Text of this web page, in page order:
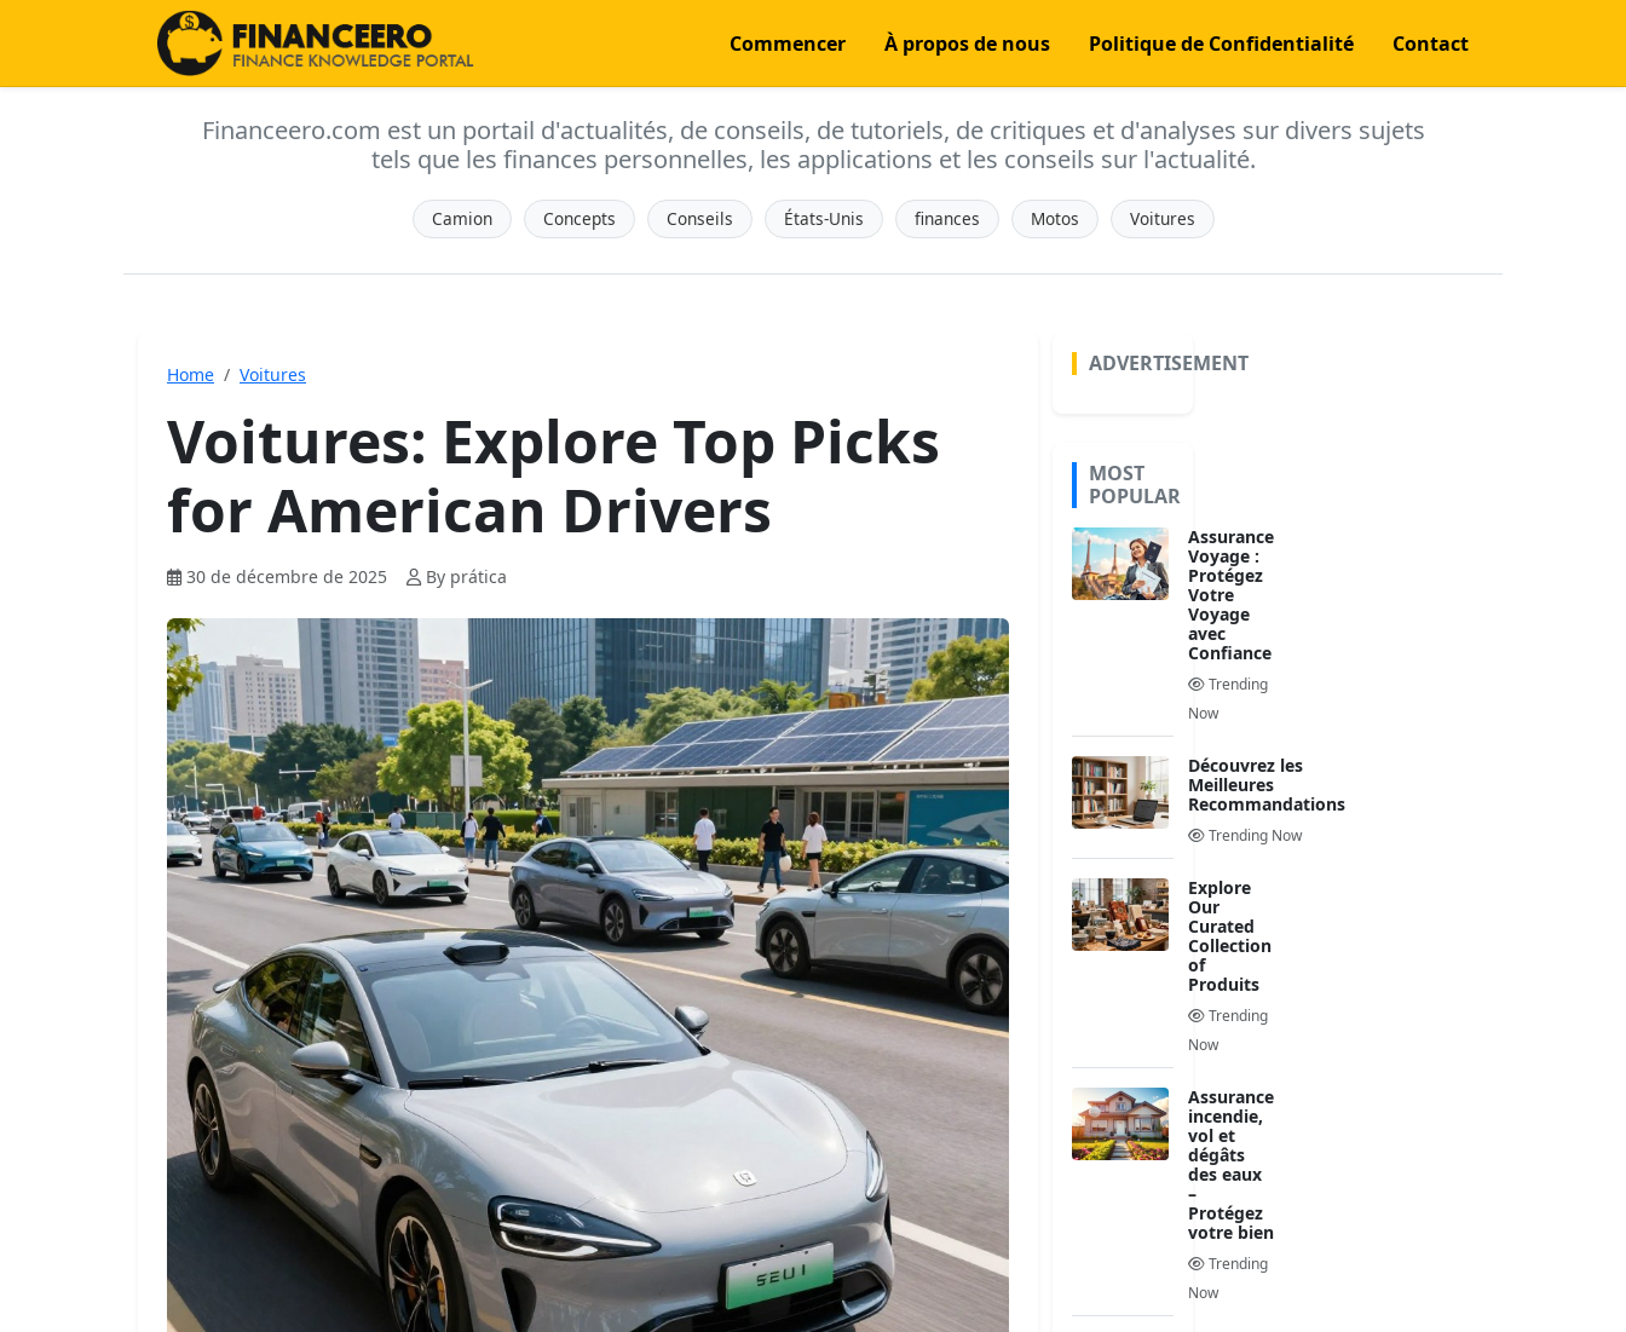
Commencer À propos de nous Politique de Confidentialité Contact
Financeero.com est un portail d'actualités, de conseils, de tutoriels, de critiques et d'analyses sur divers sujets
tels que les finances personnelles, les applications et les conseils sur l'actualité.
Camion Concepts Conseils États-Unis finances Motos Voitures
Home Voitures
Voitures: Explore Top Picks
for American Drivers
30 de décembre de 2025 By prática
ADVERTISEMENT
MOST
POPULAR
Assurance
Voyage :
Protégez
Votre
Voyage
avec
Confiance
Trending
Now
Découvrez les
Meilleures
Recommandations
Trending Now
Explore
Our
Curated
Collection
of
Produits
Trending
Now
Assurance
incendie,
vol et
dégâts
des eaux
–
Protégez
votre bien
Trending
Now